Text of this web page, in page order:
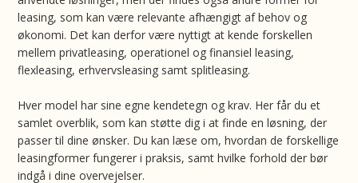
leasing, som kan være relevante afhængigt af behov og
økonomi. Det kan derfor være nyttigt at kende forskellen
mellem privatleasing, operationel og finansiel leasing,
flexleasing, erhvervsleasing samt splitleasing.
Hver model har sine egne kendetegn og krav. Her får du et
samlet overblik, som kan støtte dig i at finde en løsning, der
passer til dine ønsker. Du kan læse om, hvordan de forskellige
leasingformer fungerer i praksis, samt hvilke forhold der bør
indgå i dine overvejelser.